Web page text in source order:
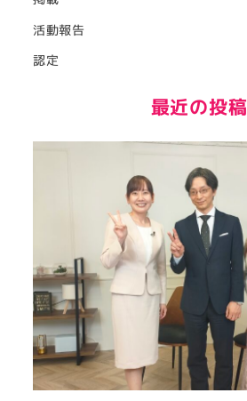
活動報告
認定
最近の投稿